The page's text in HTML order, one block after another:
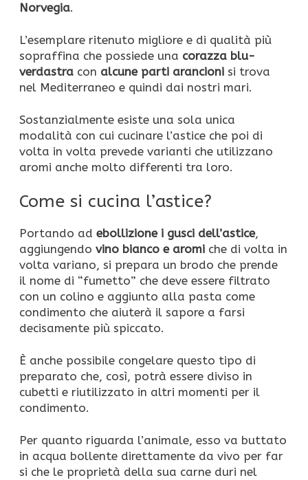
Norvegia.
L’esemplare ritenuto migliore e di qualità più
sopraffina che possiede una corazza blu-
verdastra con alcune parti arancioni si trova
nel Mediterraneo e quindi dai nostri mari.
Sostanzialmente esiste una sola unica
modalità con cui cucinare l’astice che poi di
volta in volta prevede varianti che utilizzano
aromi anche molto differenti tra loro.
Come si cucina l’astice?
Portando ad ebollizione i gusci dell’astice,
aggiungendo vino bianco e aromi che di volta in
volta variano, si prepara un brodo che prende
il nome di “fumetto” che deve essere filtrato
con un colino e aggiunto alla pasta come
condimento che aiuterà il sapore a farsi
decisamente più spiccato.
È anche possibile congelare questo tipo di
preparato che, così, potrà essere diviso in
cubetti e riutilizzato in altri momenti per il
condimento.
Per quanto riguarda l’animale, esso va buttato
in acqua bollente direttamente da vivo per far
si che le proprietà della sua carne duri nel